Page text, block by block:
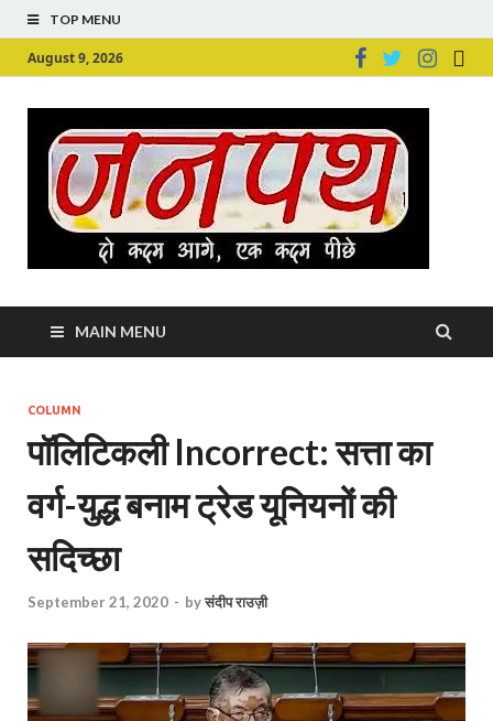
TOP MENU
August 9, 2026
MAIN MENU
COLUMN
पॉलिटिकली Incorrect: सत्ता का
वर्ग-युद्ध बनाम ट्रेड यूनियनों की
सदिच्‍छा
September 21, 2020 - byसंदीप राउज़ी